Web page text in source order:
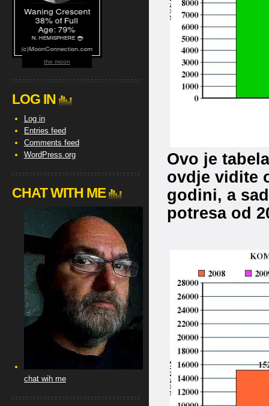
Ovo je
ovdje vidite
godini, a
potresa od
the moon
LOG IN
Log in
Entries feed
Comments feed
WordPress.org
CHAT WITH ME
chat wih me